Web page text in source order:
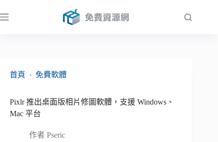
至
首頁
› 免費軟體
Pixlr 推出桌面版相片修圖軟體，支援 Windows、
Mac 平台
作者 Pseric